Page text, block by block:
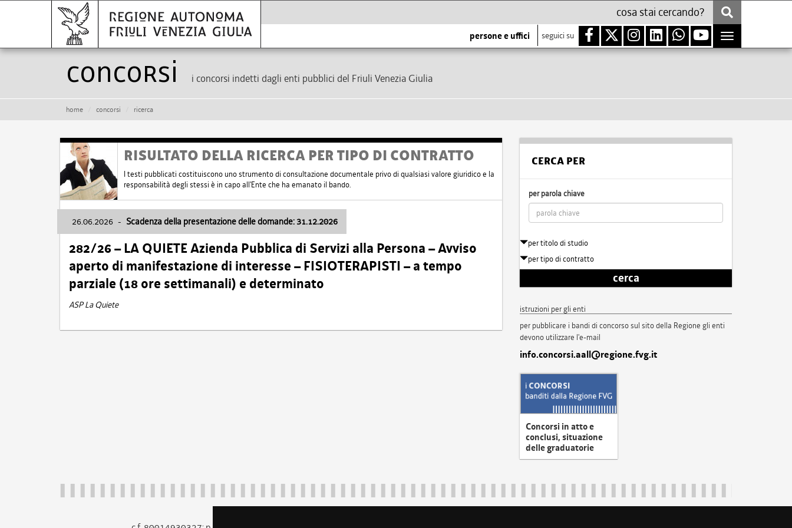
persone e uffici seguici su
Toggle
navigation
Concorsi i concorsi indetti dagli enti pubblici del Friuli Venezia Giulia
home concorsi ricerca
RISULTATO DELLA RICERCA PER TIPO DI CONTRATTO
I testi pubblicati costituiscono uno strumento di consultazione documentale privo di qualsiasi valore giuridico e la
responsabilità degli stessi è in capo all'Ente che ha emanato il bando.
26.06.2026 - Scadenza della presentazione delle domande: 31.12.2026
282/26 – LA QUIETE Azienda Pubblica di Servizi alla Persona – Avviso
aperto di manifestazione di interesse – FISIOTERAPISTI – a tempo
parziale (18 ore settimanali) e determinato
ASP La Quiete
CERCA PER
per parola chiave
per titolo di studio
per tipo di contratto
cerca
istruzioni per gli enti
per pubblicare i bandi di concorso sul sito della Regione gli enti
devono utilizzare l'e-mail
info.concorsi.aall@regione.fvg.it
Concorsi in atto e
conclusi, situazione
delle graduatorie